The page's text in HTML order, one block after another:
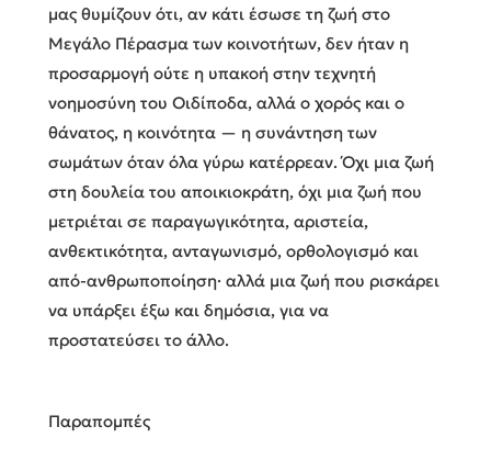
μας θυμίζουν ότι, αν κάτι έσωσε τη ζωή στο
Μεγάλο Πέρασμα των κοινοτήτων, δεν ήταν η
προσαρμογή ούτε η υπακοή στην τεχνητή
νοημοσύνη του Οιδίποδα, αλλά ο χορός και ο
θάνατος, η κοινότητα — η συνάντηση των
σωμάτων όταν όλα γύρω κατέρρεαν. Όχι μια ζωή
στη δουλεία του αποικιοκράτη, όχι μια ζωή που
μετριέται σε παραγωγικότητα, αριστεία,
ανθεκτικότητα, ανταγωνισμό, ορθολογισμό και
από-ανθρωποποίηση· αλλά μια ζωή που ρισκάρει
να υπάρξει έξω και δημόσια, για να
προστατεύσει το άλλο.
Παραπομπές